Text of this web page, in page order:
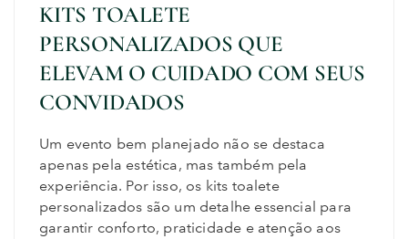
KITS TOALETE
PERSONALIZADOS QUE
ELEVAM O CUIDADO COM SEUS
CONVIDADOS
Um evento bem planejado não se destaca
apenas pela estética, mas também pela
experiência. Por isso, os kits toalete
personalizados são um detalhe essencial para
garantir conforto, praticidade e atenção aos